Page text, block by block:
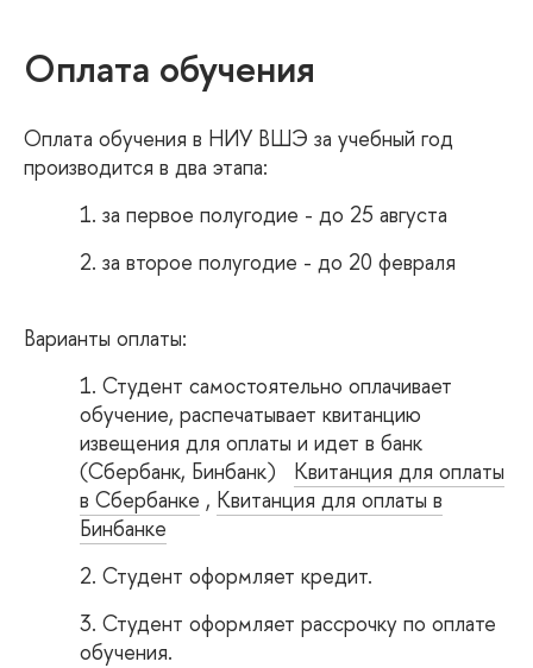
Оплата обучения
Оплата обучения в НИУ ВШЭ за учебный год
производится в два этапа:
за первое полугодие - до 25 августа
за второе полугодие - до 20 февраля
Варианты оплаты:
Студент самостоятельно оплачивает
обучение, распечатывает квитанцию
извещения для оплаты и идет в банк
(Сбербанк, Бинбанк) Квитанция для оплаты
в Сбербанке , Квитанция для оплаты в
Бинбанке
Студент оформляет кредит.
Студент оформляет рассрочку по оплате
обучения.